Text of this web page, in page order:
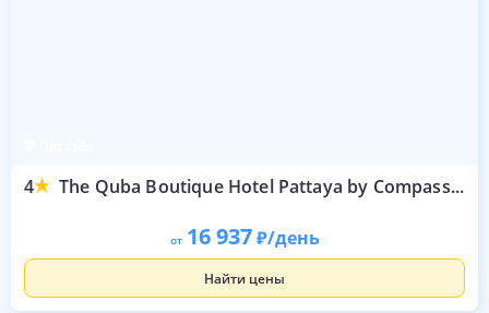
4 The Quba Boutique Hotel Pattaya by Compass Hospitality
от 16 937 /день
Найти цены